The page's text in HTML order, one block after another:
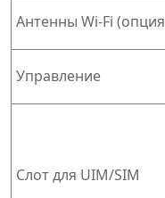
Антенны Wi-Fi
Управление
Слот для UIM/SIM